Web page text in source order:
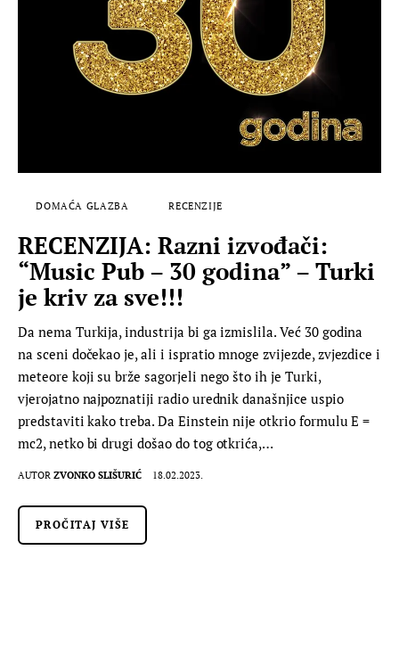
DOMAĆA GLAZBA RECENZIJE
RECENZIJA: Razni izvođači:
“Music Pub – 30 godina” – Turki
je kriv za sve!!!
Da nema Turkija, industrija bi ga izmislila. Već 30 godina
na sceni dočekao je, ali i ispratio mnoge zvijezde, zvjezdice i
meteore koji su brže sagorjeli nego što ih je Turki,
vjerojatno najpoznatiji radio urednik današnjice uspio
predstaviti kako treba. Da Einstein nije otkrio formulu E =
mc2, netko bi drugi došao do tog otkrića,…
AUTOR ZVONKO SLIŠURIĆ 18.02.2023.
PROČITAJ VIŠE